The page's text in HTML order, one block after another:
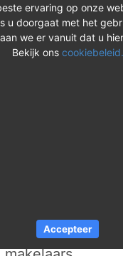
kunt u de
voor het
gebreken en
voor Flux en
TMI
ervaring op onze
u doorgaat met het
we er vanuit dat u
Bekijk ons cookiebeleid.
Accepteer